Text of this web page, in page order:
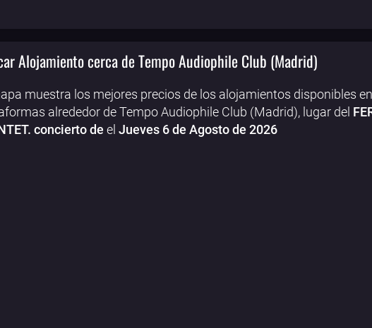
Alojamiento cerca de Tempo Audiophile Club (Madrid)
muestra los mejores precios de los alojamientos disponibles
alrededor de Tempo Audiophile Club (Madrid), lugar del
concierto de el Jueves 6 de Agosto de 2026